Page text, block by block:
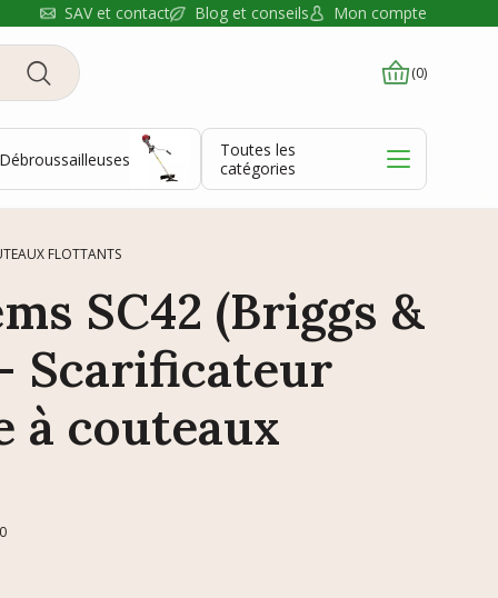
SAV et contact Blog et conseils Mon compte
(0)
Débroussailleuses
Toutes les
catégories
FLOTTANTS
SC42 (Briggs &
Scarificateur
à couteaux